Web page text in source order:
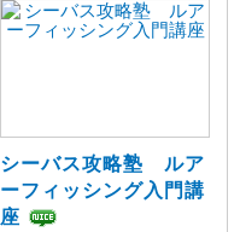
シーバス攻略塾 ルア
ーフィッシング入門講
座